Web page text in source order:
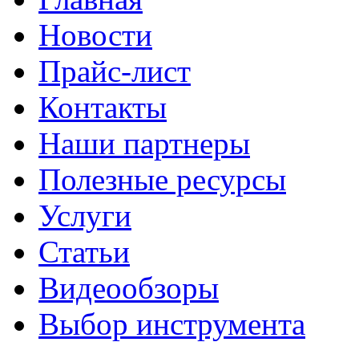
Новости
Прайс-лист
Контакты
Наши партнеры
Полезные ресурсы
Услуги
Статьи
Видеообзоры
Выбор инструмента